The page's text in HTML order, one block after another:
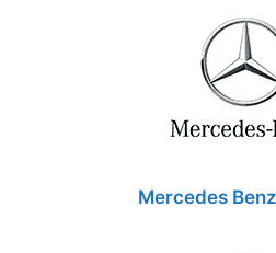
Mercedes